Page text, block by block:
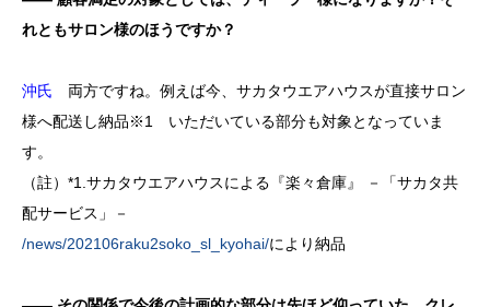
れともサロン様のほうですか？
沖氏 両方ですね。例えば今、サカタウエアハウスが直接サロン
様へ配送し納品※1 いただいている部分も対象となっていま
す。
（註）*1.サカタウエアハウスによる『楽々倉庫』 －「サカタ共
配サービス」－
/news/202106raku2soko_sl_kyohai/により納品